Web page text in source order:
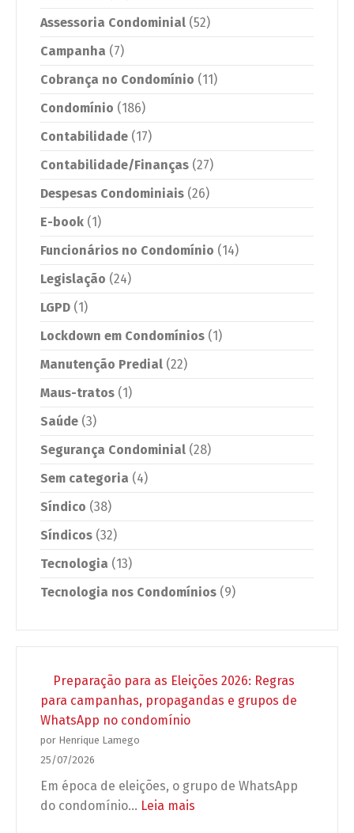
Assessoria Condominial (52)
Campanha (7)
Cobrança no Condomínio (11)
Condomínio (186)
Contabilidade (17)
Contabilidade/Finanças (27)
Despesas Condominiais (26)
E-book (1)
Funcionários no Condomínio (14)
Legislação (24)
LGPD (1)
Lockdown em Condomínios (1)
Manutenção Predial (22)
Maus-tratos (1)
Saúde (3)
Segurança Condominial (28)
Sem categoria (4)
Síndico (38)
Síndicos (32)
Tecnologia (13)
Tecnologia nos Condomínios (9)
Preparação para as Eleições 2026: Regras
para campanhas, propagandas e grupos de
WhatsApp no condomínio
por Henrique Lamego
25/07/2026
Em época de eleições, o grupo de WhatsApp
do condomínio… Leia mais